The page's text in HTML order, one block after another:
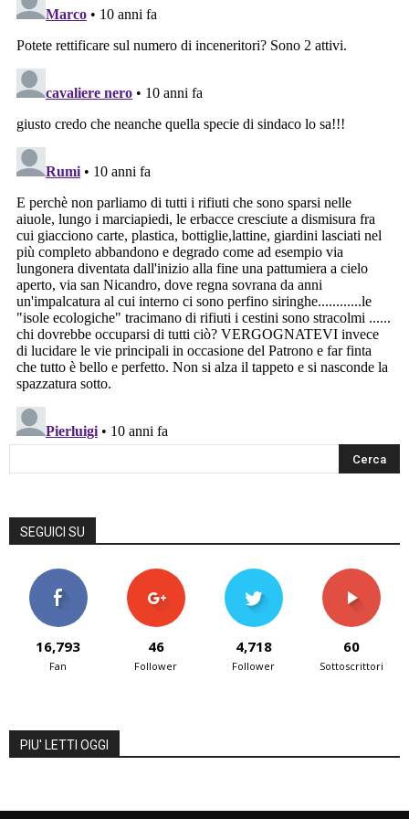
SEGUICI SU
16,793
Fan
46
Follower
4,718
Follower
60
Sottoscrittori
PIU' LETTI OGGI